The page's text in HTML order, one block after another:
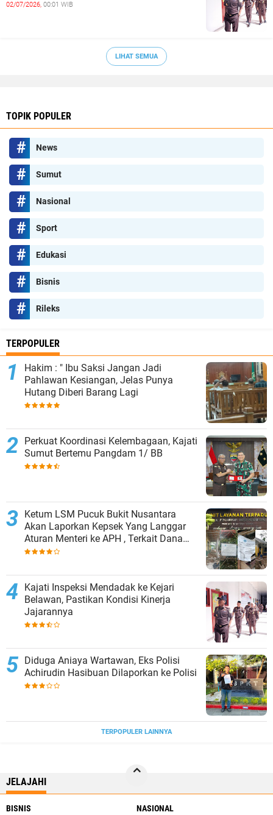
02/07/2026, 00:01 WIB
LIHAT SEMUA
TOPIK POPULER
News
Sumut
Nasional
Sport
Edukasi
Bisnis
Rileks
TERPOPULER
Hakim : " Ibu Saksi Jangan Jadi
Pahlawan Kesiangan, Jelas Punya
Hutang Diberi Barang Lagi
Perkuat Koordinasi Kelembagaan, Kajati
Sumut Bertemu Pangdam 1/ BB
Ketum LSM Pucuk Bukit Nusantara
Akan Laporkan Kepsek Yang Langgar
Aturan Menteri ke APH , Terkait Dana
Revitalisasi Sekolah
Kajati Inspeksi Mendadak ke Kejari
Belawan, Pastikan Kondisi Kinerja
Jajarannya
Diduga Aniaya Wartawan, Eks Polisi
Achirudin Hasibuan Dilaporkan ke Polisi
TERPOPULER LAINNYA
JELAJAHI
BISNIS NASIONAL